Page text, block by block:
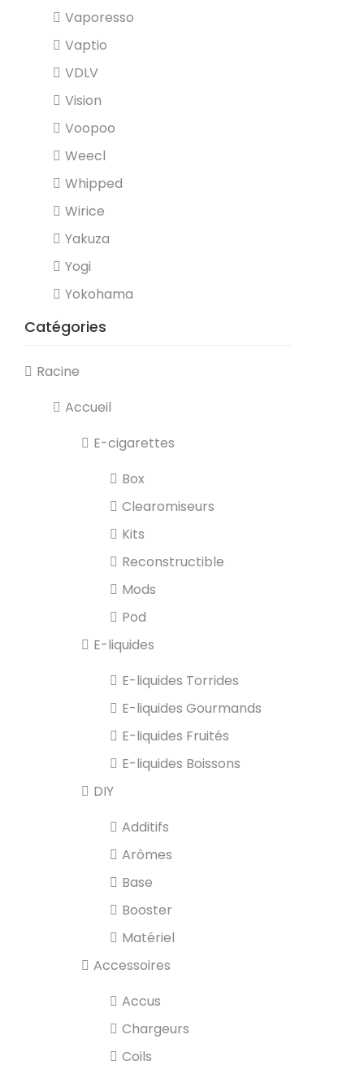
Vaporesso
Vaptio
VDLV
Vision
Voopoo
Weecl
Whipped
Wirice
Yakuza
Yogi
Yokohama
Catégories
Racine
Accueil
E-cigarettes
Box
Clearomiseurs
Kits
Reconstructible
Mods
Pod
E-liquides
E-liquides Torrides
E-liquides Gourmands
E-liquides Fruités
E-liquides Boissons
DIY
Additifs
Arômes
Base
Booster
Matériel
Accessoires
Accus
Chargeurs
Coils